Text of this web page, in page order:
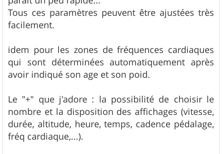
Tous ces paramètres peuvent être ajustées très
facilement.
idem pour les zones de fréquences cardiaques
qui sont déterminées automatiquement après
avoir indiqué son age et son poid.
Le "+" que j'adore : la possibilité de choisir le
nombre et la disposition des affichages (vitesse,
durée, altitude, heure, temps, cadence pédalage,
fréq cardiaque,...).